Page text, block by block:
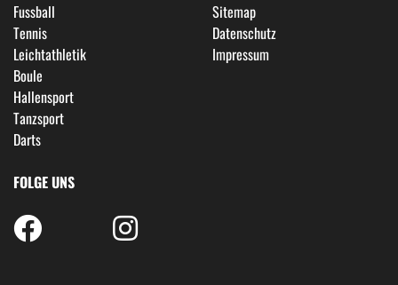
Fussball
Tennis
Leichtathletik
Boule
Hallensport
Tanzsport
Darts
Sitemap
Datenschutz
Impressum
FOLGE UNS